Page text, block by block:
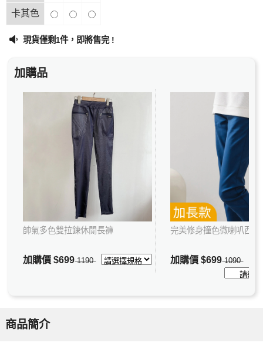
卡其色
現貨僅剩1件，即將售完 !
加購品
帥氣多色雙拉鍊休閒長褲
加購價$6991190
完美修身撞色微喇叭西裝
加購價$6991090
商品簡介